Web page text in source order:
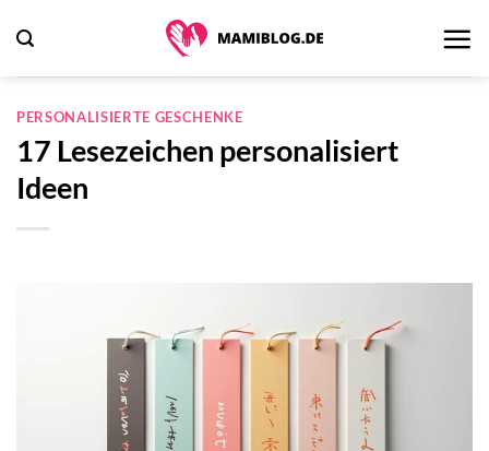
Inhalt
springen
PERSONALISIERTE GESCHENKE
17 Lesezeichen personalisiert
Ideen